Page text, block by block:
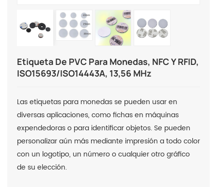
Etiqueta De PVC Para Monedas, NFC Y RFID,
ISO15693/ISO14443A, 13,56 MHz
Las etiquetas para monedas se pueden usar en
diversas aplicaciones, como fichas en máquinas
expendedoras o para identificar objetos. Se pueden
personalizar aún más mediante impresión a todo color
con un logotipo, un número o cualquier otro gráfico
de su elección.